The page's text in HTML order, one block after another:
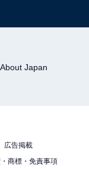
Japan
広告掲載
商標・免責事項